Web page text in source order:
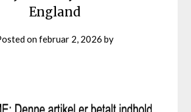
England
onfebruar 2, 2026 by